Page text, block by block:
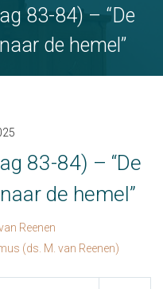
83-84) – “De
de hemel”
83-84) – “De
de hemel”
Reenen
(ds. M. van Reenen)